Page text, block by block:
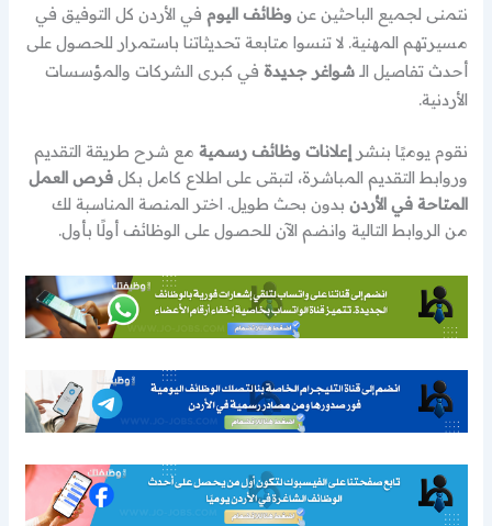
نتمنى لجميع الباحثين عنوظائف اليوم في الأردن كل التوفيق في
مسيرتهم المهنية. لا تنسوا متابعة تحديثاتنا باستمرار للحصول على
أحدث تفاصيل الـشواغر جديدة في كبرى الشركات والمؤسسات
الأردنية.
نقوم يوميًا بنشرإعلانات وظائف رسمية مع شرح طريقة التقديم
وروابط التقديم المباشرة، لتبقى على اطلاع كامل بكلفرص العمل
المتاحة في الأردن بدون بحث طويل. اختر المنصة المناسبة لك
من الروابط التالية وانضم الآن للحصول على الوظائف أولًا بأول.